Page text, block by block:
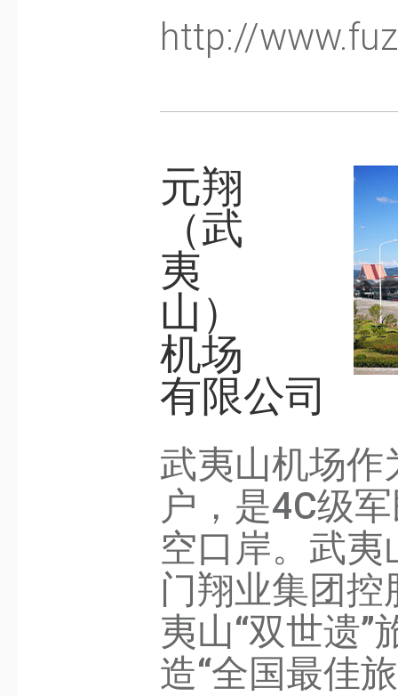
http://
元翔
（武
夷
山）
机场
有限公司
武夷山机场作
户，是4C级
空口岸。武
门翔业集团
夷山“双世遗”
造“全国最佳